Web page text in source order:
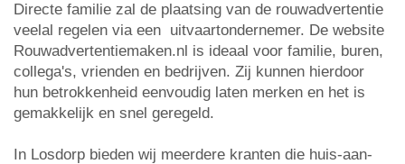
Directe familie zal de plaatsing van de rouwadvertentie
veelal regelen via een uitvaartondernemer. De website
Rouwadvertentiemaken.nl is ideaal voor familie, buren,
collega's, vrienden en bedrijven. Zij kunnen hierdoor
hun betrokkenheid eenvoudig laten merken en het is
gemakkelijk en snel geregeld.
In Losdorp bieden wij meerdere kranten die huis-aan-